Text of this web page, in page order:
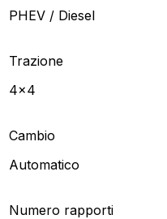
PHEV / Diesel
Trazione
4x4
Cambio
Automatico
Numero rapporti